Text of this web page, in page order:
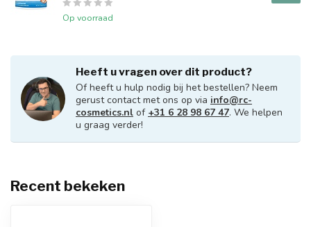
Op voorraad
Heeft u vragen over dit product?
Of heeft u hulp nodig bij het bestellen? Neem
gerust contact met ons op via info@rc-
cosmetics.nl of +31 6 28 98 67 47. We helpen
u graag verder!
Recent bekeken